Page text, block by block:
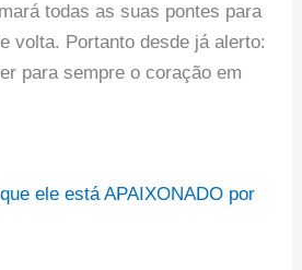
todas as suas pontes para
volta. Portanto desde já alerto:
para sempre o coração em
ele está APAIXONADO por